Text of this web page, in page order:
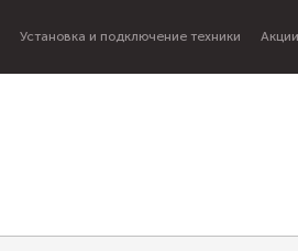
Установка и подключение техники Акции